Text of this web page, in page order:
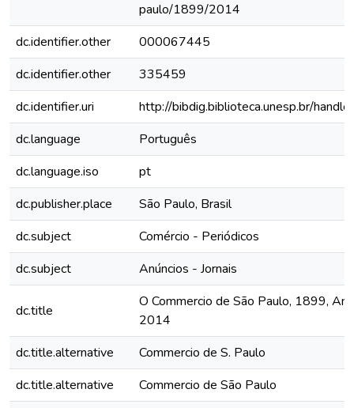
paulo/1899/2014
dc.identifier.other
000067445
dc.identifier.other
335459
dc.identifier.uri
http://bibdig.biblioteca.unesp.br/
dc.language
Português
dc.language.iso
pt
dc.publisher.place
São Paulo, Brasil
dc.subject
Comércio - Periódicos
dc.subject
Anúncios - Jornais
dc.title
O Commercio de São Paulo, 1899,
2014
dc.title.alternative
Commercio de S. Paulo
dc.title.alternative
Commercio de São Paulo